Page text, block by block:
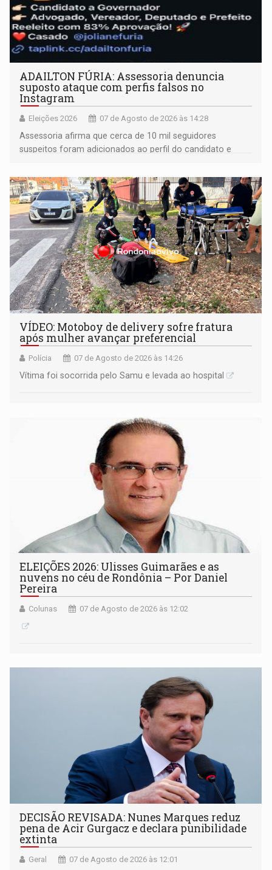
ADAILTON FÚRIA: Assessoria denuncia
suposto ataque com perfis falsos no
Instagram
Eleições 2026 07 de Agosto de 2026 às 14:28
Assessoria afirma que cerca de 10 mil seguidores
suspeitos foram adicionados ao perfil do candidato e
remover as contas
VÍDEO: Motoboy de delivery sofre fratura
após mulher avançar preferencial
Polícia 07 de Agosto de 2026 às 14:26
Vítima foi socorrida pelo Samu e levada ao hospital
ELEIÇÕES 2026: Ulisses Guimarães e as
nuvens no céu de Rondônia – Por Daniel
Pereira
Colunas 07 de Agosto de 2026 às 12:02
DECISÃO REVISADA: Nunes Marques reduz
pena de Acir Gurgacz e declara punibilidade
extinta
Geral 07 de Agosto de 2026 às 12:01